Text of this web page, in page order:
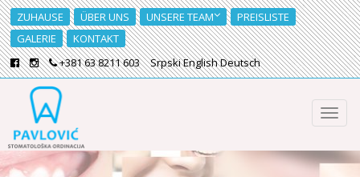
ZUHAUSE ÜBER UNS UNSERE TEAM
PREISLISTE
GALERIE
KONTAKT
+381 63 8211 603
SrpskiEnglishDeutsch